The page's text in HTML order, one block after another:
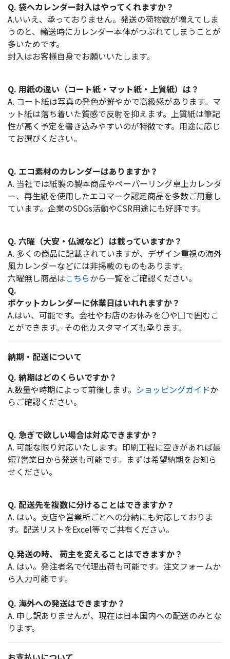
Q. 袋へカレンダー封入はやってくれますか？
A.いいえ、承っておりません。発送の荷物数が増えてしま
うのと、輸送時にカレンダー本体がつぶれてしまうことが
多いためです。
封入はお客様自身でお願いいたします。
Q. 用紙の違い（コート紙・マット紙・上質紙）は？
A. コート紙は写真の発色が鮮やかで高級感があります。マ
ット紙は落ち着いた質感で反射を抑えます。上質紙は筆記
性が高く予定を書き込みやすいのが特徴です。用途に応じ
てお選びください。
Q. エコ素材のカレンダーはありますか？
A. 当社では紙製の製本商品やペーパーリング卓上カレンダ
ー、再生紙を使用したエコマーク認定商品を多数ご用意し
ています。企業のSDGs活動やCSR用途にも好評です。
Q. 六曜（大安・仏滅など）は載っていますか？
A. 多くの商品に記載されていますが、デザイン重視の海外
風カレンダーなどには非掲載のものもあります。
六曜無し商品はこちらから一覧をご確認ください。
Q.
ポケットカレンダーに休業日はいれれますか？
A.はい、可能です。会社やお店のお休みを〇や□で囲むこ
とができます。その他カスタマイズも承ります。
納期・配送について
Q. 納期はどのくらいですか？
A.数量や時期によって前後します。 ショッピングガイドか
らご確認ください。
Q. 急ぎで欲しい場合は対応できますか？
A. 可能な限り対応いたします。印刷工程に空きがあれば最
短7営業日から発送も可能です。まずは希望納期をお知ら
せください。
Q. 配送先を複数に分けることはできますか？
A. はい。支店や営業所ごとへの分納にも対応しておりま
す。配送リストをExcel等でご共有ください。
Q.発送の時、 荷主を変えることはできますか？
A. はい。発注者名で代理出荷も可能です。注文フォームか
ら入力可能です。
Q. 海外への発送はできますか？
A. 申し訳ありませんが、現在は日本国内への配送のみとな
ります。